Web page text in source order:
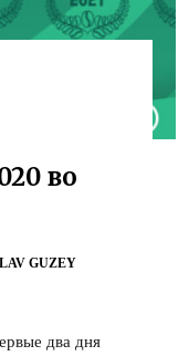
во
GUZEY
два дня